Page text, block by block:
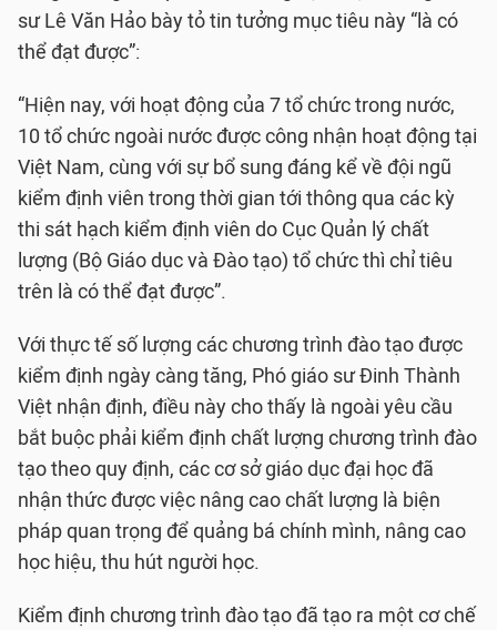
sư Lê Văn Hảo bày tỏ tin tưởng mục tiêu này “là có
thể đạt được”:
“Hiện nay, với hoạt động của 7 tổ chức trong nước,
10 tổ chức ngoài nước được công nhận hoạt động tại
Việt Nam, cùng với sự bổ sung đáng kể về đội ngũ
kiểm định viên trong thời gian tới thông qua các kỳ
thi sát hạch kiểm định viên do Cục Quản lý chất
lượng (Bộ Giáo dục và Đào tạo) tổ chức thì chỉ tiêu
trên là có thể đạt được”.
Với thực tế số lượng các chương trình đào tạo được
kiểm định ngày càng tăng, Phó giáo sư Đinh Thành
Việt nhận định, điều này cho thấy là ngoài yêu cầu
bắt buộc phải kiểm định chất lượng chương trình đào
tạo theo quy định, các cơ sở giáo dục đại học đã
nhận thức được việc nâng cao chất lượng là biện
pháp quan trọng để quảng bá chính mình, nâng cao
học hiệu, thu hút người học.
Kiểm định chương trình đào tạo đã tạo ra một cơ chế